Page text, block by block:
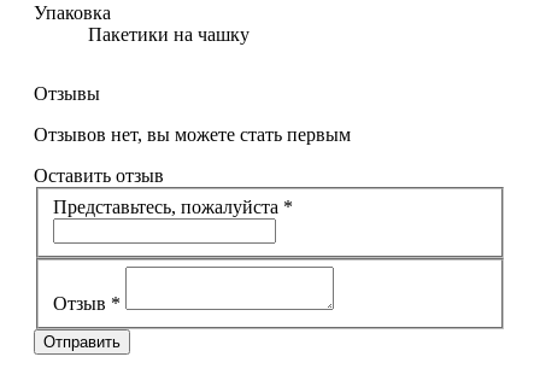
Упаковка
Пакетики на чашку
Отзывы
Отзывов нет, вы можете стать первым
Оставить отзыв
Представьтесь, пожалуйста *
Отзыв *